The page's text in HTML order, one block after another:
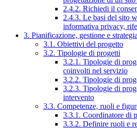
2.4.2. Richiedi il
2.4.3. Le basi del sito
informativa privacy,
3. Pianificazione, gestione e strategia
3.1. Obiettivi del progetto
3.2. Tipologie di progetti
3.2.1. Tipologie di
coinvolti nel servizio
3.2.2. Tipologie di
3.2.3. Tipologie di
intervento
3.3. Competenze, ruoli e
3.3.1. Coordinatore di
3.3.2. Definire ruoli e